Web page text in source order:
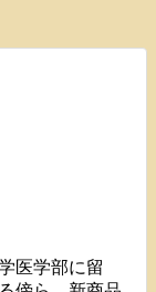
医学部に留